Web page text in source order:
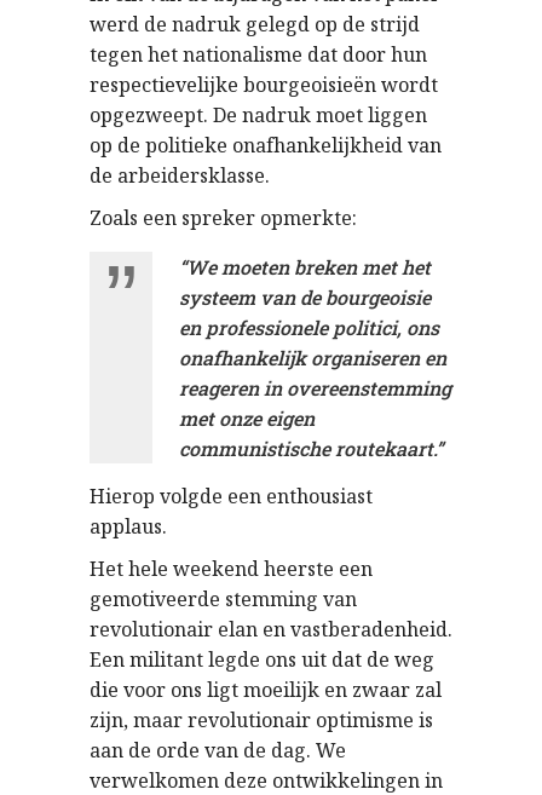
werd de nadruk gelegd op de strijd
tegen het nationalisme dat door hun
respectievelijke bourgeoisieën wordt
opgezweept. De nadruk moet liggen
op de politieke onafhankelijkheid van
de arbeidersklasse.
Zoals een spreker opmerkte:
“We moeten breken met het
systeem van de bourgeoisie
en professionele politici, ons
onafhankelijk organiseren en
reageren in overeenstemming
met onze eigen
communistische routekaart.”
Hierop volgde een enthousiast
applaus.
Het hele weekend heerste een
gemotiveerde stemming van
revolutionair elan en vastberadenheid.
Een militant legde ons uit dat de weg
die voor ons ligt moeilijk en zwaar zal
zijn, maar revolutionair optimisme is
aan de orde van de dag. We
verwelkomen deze ontwikkelingen in